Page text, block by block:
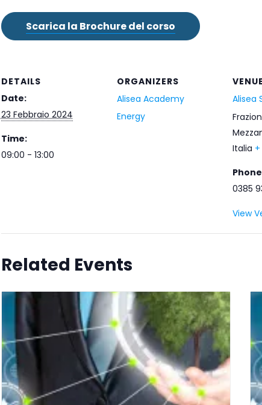
Scarica la Brochure del corso
DETAILS
Date:
23 Febbraio 2024
Time:
09:00 - 13:00
ORGANIZERS
Alisea Academy
Energy
VENUE
Alisea
Italia
Phone
0385
View
Related Events